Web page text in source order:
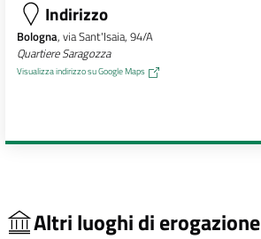
Indirizzo
Bologna, via Sant'Isaia, 94/A
Quartiere Saragozza
Visualizza indirizzo su Google Maps
Altri luoghi di erogazione